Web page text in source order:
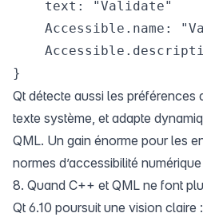
    text: "Validate"
Accessible.name:
Qt détecte aussi les préférences
texte système, et adapte
QML. Un gain énorme pour les
normes d’accessibilité
8. Quand C++ et QML ne font
Qt 6.10 poursuit une vision